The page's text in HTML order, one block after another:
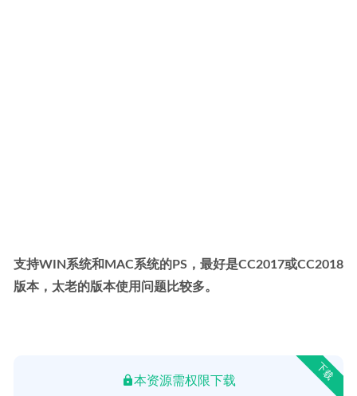
支持WIN系统和MAC系统的PS，最好是CC2017或CC2018
版本，太老的版本使用问题比较多。
下载
本资源需权限下载